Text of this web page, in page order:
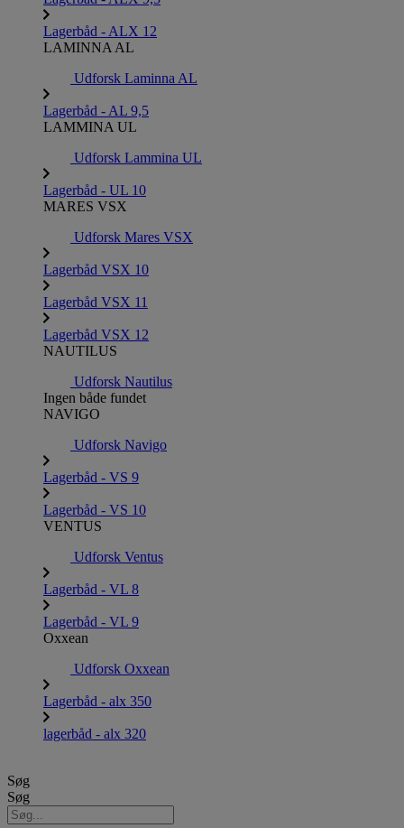
Lagerbåd - ALX 12
LAMINNA AL
Udforsk Laminna AL
Lagerbåd - AL 9,5
LAMMINA UL
Udforsk Lammina UL
Lagerbåd - UL 10
MARES VSX
Udforsk Mares VSX
Lagerbåd VSX 10
Lagerbåd VSX 11
Lagerbåd VSX 12
NAUTILUS
Udforsk Nautilus
Ingen både fundet
NAVIGO
Udforsk Navigo
Lagerbåd - VS 9
Lagerbåd - VS 10
VENTUS
Udforsk Ventus
Lagerbåd - VL 8
Lagerbåd - VL 9
Oxxean
Udforsk Oxxean
Lagerbåd - alx 350
lagerbåd - alx 320
Søg
Søg